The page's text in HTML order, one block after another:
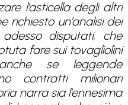
l’asticella degli altri
richiesto un’analisi dei
disputati, che
fare sui tovagliolini
se leggende
contratti milionari
narra sia l’ennesima